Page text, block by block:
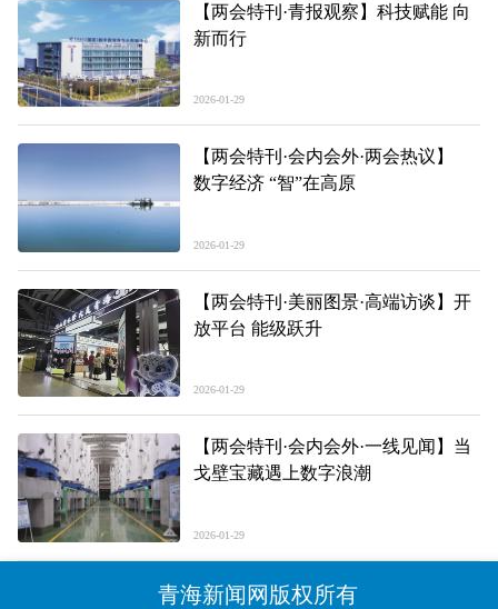
【两会特刊·青报观察】科技赋能 向
新而行
2026-01-29
【两会特刊·会内会外·两会热议】
数字经济 “智”在高原
2026-01-29
【两会特刊·美丽图景·高端访谈】开
放平台 能级跃升
2026-01-29
【两会特刊·会内会外·一线见闻】当
戈壁宝藏遇上数字浪潮
2026-01-29
青海新闻网版权所有